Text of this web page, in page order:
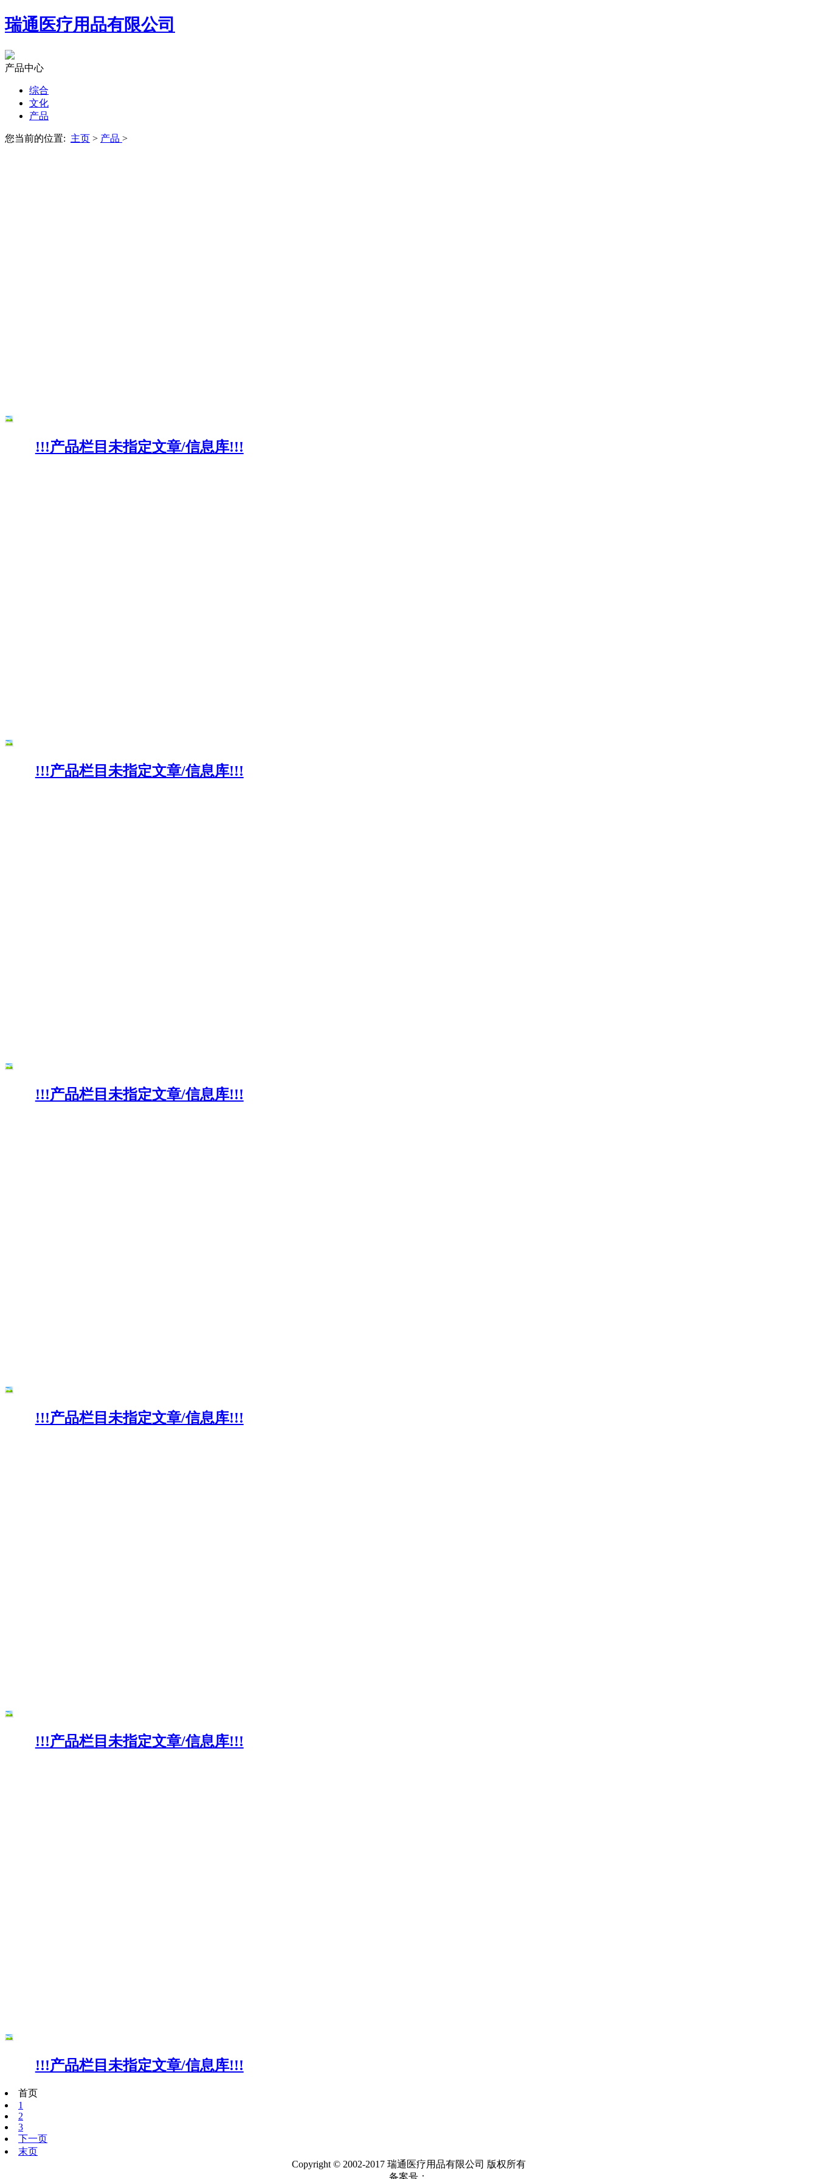
瑞通医疗用品有限公司
产品中心
综合
文化
产品
您当前的位置: 主页 > 产品 >
!!!产品栏目未指定文章/信息库!!!
!!!产品栏目未指定文章/信息库!!!
!!!产品栏目未指定文章/信息库!!!
!!!产品栏目未指定文章/信息库!!!
!!!产品栏目未指定文章/信息库!!!
!!!产品栏目未指定文章/信息库!!!
首页
1
2
3
下一页
末页
Copyright © 2002-2017 瑞通医疗用品有限公司 版权所有
备案号：